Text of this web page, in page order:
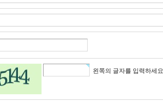
왼쪽의 글자를 입력하세요.